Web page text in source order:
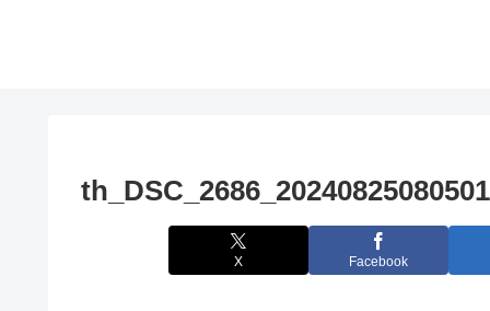
th_DSC_2686_20240825080501
X Facebook